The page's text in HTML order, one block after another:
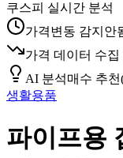
쿠스피 실시간 분석
가격변동 감지안
가격 데이터 수집
AI 분석매수 추천
생활용품
파이프용